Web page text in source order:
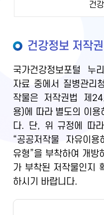
건
건강정보 저작권
국가건강정보포털 누
자료 중에서 질병관리
작물은 저작권법 제24
용)에 따라 별도의 이용
다. 단, 위 규정에 따
“공공저작물 자유이용
유형”을 부착하여 개방
가 부착된 저작물인지
하시기 바랍니다.